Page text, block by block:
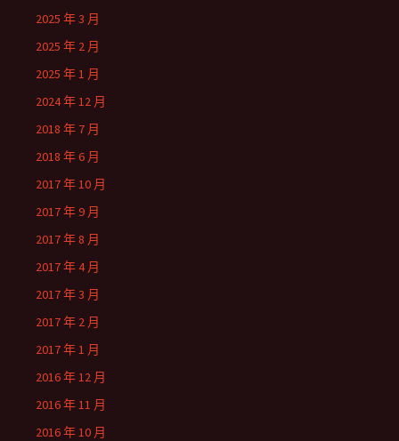
2025 年 3 月
2025 年 2 月
2025 年 1 月
2024 年 12 月
2018 年 7 月
2018 年 6 月
2017 年 10 月
2017 年 9 月
2017 年 8 月
2017 年 4 月
2017 年 3 月
2017 年 2 月
2017 年 1 月
2016 年 12 月
2016 年 11 月
2016 年 10 月